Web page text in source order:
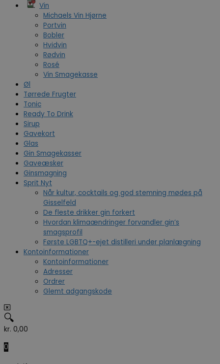
Vin
Michaels Vin Hjørne
Portvin
Bobler
Hvidvin
Rødvin
Rosé
Vin Smagekasse
Øl
Tørrede Frugter
Tonic
Ready To Drink
Sirup
Gavekort
Glas
Gin Smagekasser
Gaveæsker
Ginsmagning
Sprit Nyt
Når kultur, cocktails og god stemning mødes på
Gisselfeld
De fleste drikker gin forkert
Hvordan klimaændringer forvandler gin’s
smagsprofil
Første LGBTQ+-ejet distilleri under planlægning
Kontoinformationer
Kontoinformationer
Adresser
Ordrer
Glemt adgangskode
🔍
kr. 0,00
0